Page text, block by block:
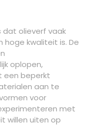
dat olieverf vaak
hoge kwaliteit is. De
oplopen,
een beperkt
aan te
voor
met
willen uiten op